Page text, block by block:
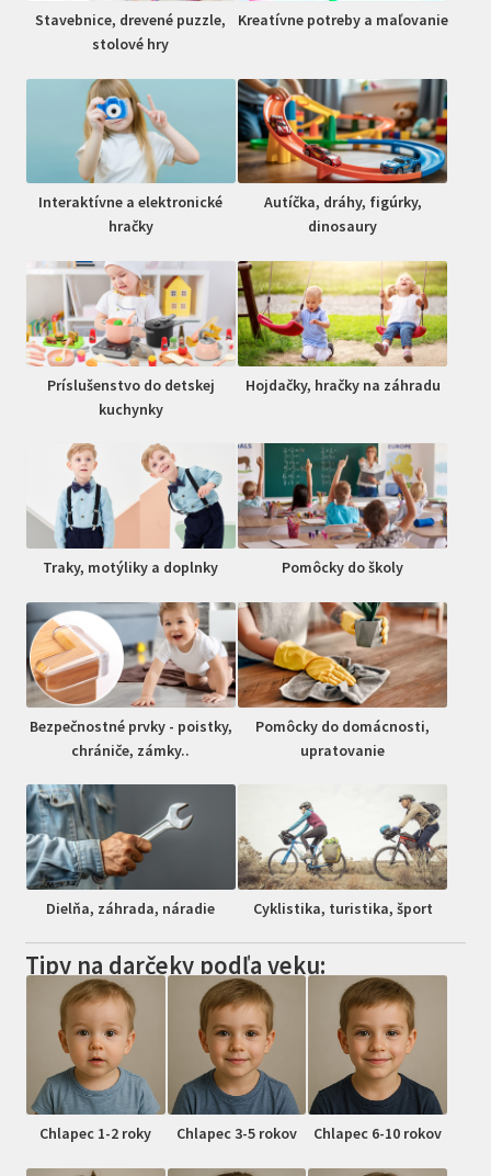
Stavebnice, drevené puzzle,
stolové hry
Kreatívne potreby a maľovanie
Interaktívne a elektronické
hračky
Autíčka, dráhy, figúrky,
dinosaury
Príslušenstvo do detskej
kuchynky
Hojdačky, hračky na záhradu
Traky, motýliky a doplnky Pomôcky do školy
Bezpečnostné prvky - poistky,
chrániče, zámky..
Pomôcky do domácnosti,
upratovanie
Dielňa, záhrada, náradie Cyklistika, turistika, šport
Tipy na darčeky podľa veku:
Chlapec 1-2 roky Chlapec 3-5 rokov Chlapec 6-10 rokov